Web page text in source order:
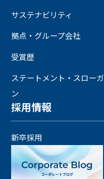
サステナビリティ
拠点・グループ会社
受賞歴
ステートメント・スローガ
ン
採用情報
新卒採用